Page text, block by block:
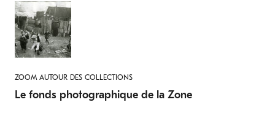
ZOOM AUTOUR DES COLLECTIONS
Le fonds photographique de la Zone